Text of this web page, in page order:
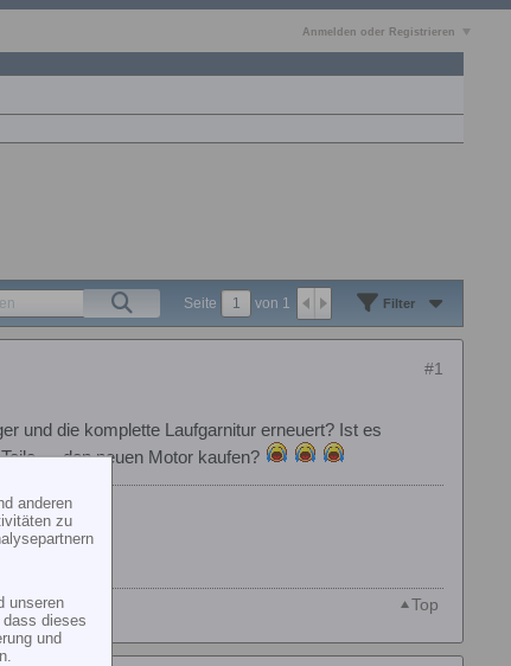
Anmelden oder Registrieren
Seite von 1 Filter
#1
und die komplette Laufgarnitur erneuert? Ist es
--- den neuen Motor kaufen?
Top
anderen
zu
unseren
dieses
und